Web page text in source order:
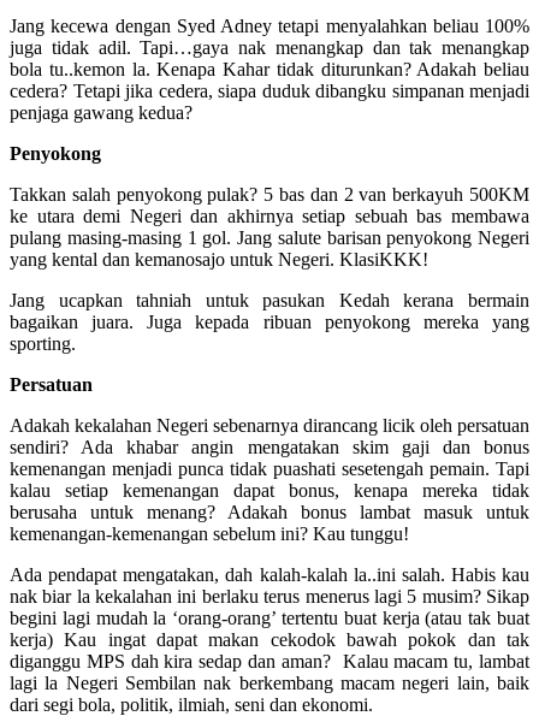
Jang kecewa dengan Syed Adney tetapi menyalahkan beliau 100%
juga tidak adil. Tapi…gaya nak menangkap dan tak menangkap
bola tu..kemon la. Kenapa Kahar tidak diturunkan? Adakah beliau
cedera? Tetapi jika cedera, siapa duduk dibangku simpanan menjadi
penjaga gawang kedua?
Penyokong
Takkan salah penyokong pulak? 5 bas dan 2 van berkayuh 500KM
ke utara demi Negeri dan akhirnya setiap sebuah bas membawa
pulang masing-masing 1 gol. Jang salute barisan penyokong Negeri
yang kental dan kemanosajo untuk Negeri. KlasiKKK!
Jang ucapkan tahniah untuk pasukan Kedah kerana bermain
bagaikan juara. Juga kepada ribuan penyokong mereka yang
sporting.
Persatuan
Adakah kekalahan Negeri sebenarnya dirancang licik oleh persatuan
sendiri? Ada khabar angin mengatakan skim gaji dan bonus
kemenangan menjadi punca tidak puashati sesetengah pemain. Tapi
kalau setiap kemenangan dapat bonus, kenapa mereka tidak
berusaha untuk menang? Adakah bonus lambat masuk untuk
kemenangan-kemenangan sebelum ini? Kau tunggu!
Ada pendapat mengatakan, dah kalah-kalah la..ini salah. Habis kau
nak biar la kekalahan ini berlaku terus menerus lagi 5 musim? Sikap
begini lagi mudah la ‘orang-orang’ tertentu buat kerja (atau tak buat
kerja) Kau ingat dapat makan cekodok bawah pokok dan tak
diganggu MPS dah kira sedap dan aman? Kalau macam tu, lambat
lagi la Negeri Sembilan nak berkembang macam negeri lain, baik
dari segi bola, politik, ilmiah, seni dan ekonomi.